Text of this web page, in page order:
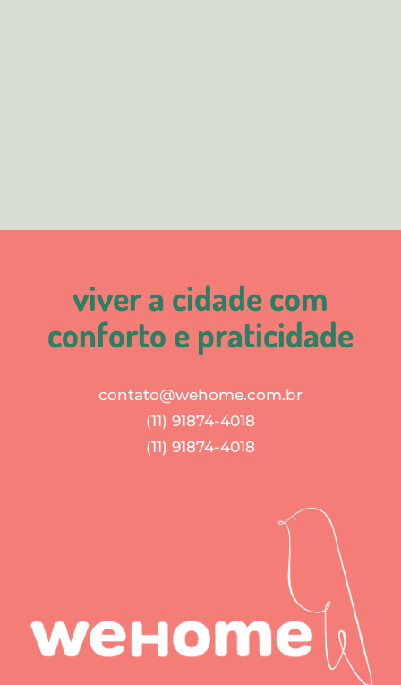
viver a cidade com
conforto e praticidade
contato@wehome.com.br
(11) 91874-4018
(11) 91874-4018